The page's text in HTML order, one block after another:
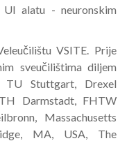
alatu - neuronskim
VSITE. Prije
sveučilištima diljem
TU Stuttgart, Drexel
Darmstadt, FHTW
Massachusetts
MA, USA, The